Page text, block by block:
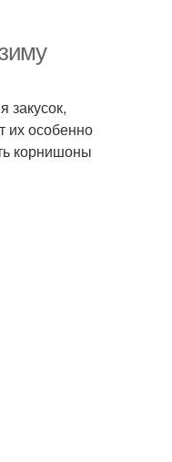
их особенно
корнишоны